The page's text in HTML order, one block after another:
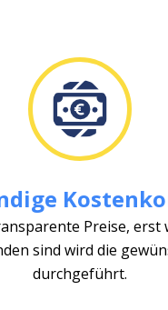
Preise, erst
sind wird die
durchgeführt.